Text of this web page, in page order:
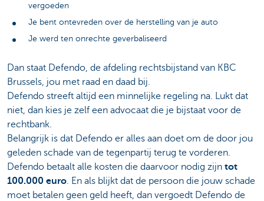
vergoeden
Je bent ontevreden over de herstelling van je auto
Je werd ten onrechte geverbaliseerd
Dan staat Defendo, de afdeling rechtsbijstand van KBC
Brussels, jou met raad en daad bij.
Defendo streeft altijd een minnelijke regeling na. Lukt dat
niet, dan kies je zelf een advocaat die je bijstaat voor de
rechtbank.
Belangrijk is dat Defendo er alles aan doet om de door jou
geleden schade van de tegenpartij terug te vorderen.
Defendo betaalt alle kosten die daarvoor nodig zijn tot
100.000 euro. En als blijkt dat de persoon die jouw schade
moet betalen geen geld heeft, dan vergoedt Defendo de